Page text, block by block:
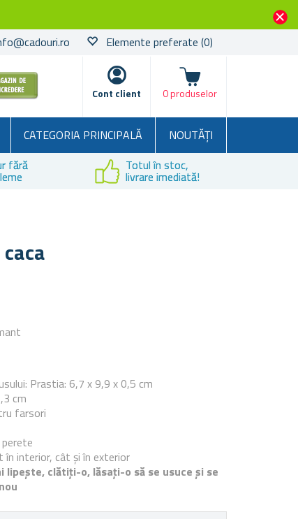
Elemente preferate (0)
Cont client
Coșul
0 produselor
CATEGORIA PRINCIPALĂ
NOUTĂȚI
fără Totul în stoc,
livrare imediată!
Prastia: 6,7 x 9,9 x 0,5 cm
cm
farsori
în interior, cât și în exterior
lipește, clătiți-o, lăsați-o să se usuce și se